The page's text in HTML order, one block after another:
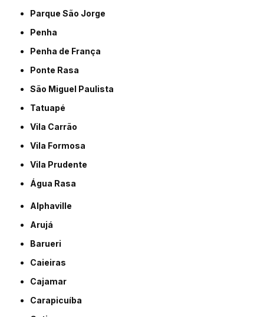
Parque São Jorge
Penha
Penha de França
Ponte Rasa
São Miguel Paulista
Tatuapé
Vila Carrão
Vila Formosa
Vila Prudente
Água Rasa
Alphaville
Arujá
Barueri
Caieiras
Cajamar
Carapicuíba